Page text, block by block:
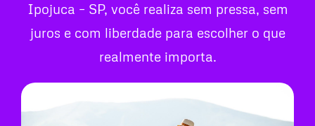
Ipojuca – SP, você realiza sem pressa, sem
juros e com liberdade para escolher o que
realmente importa.